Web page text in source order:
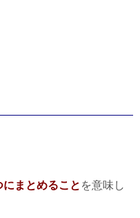
まとめること を意味し